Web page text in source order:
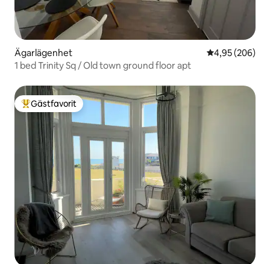
Ägarlägenhet 4,95 av 5 i
4,95 (206)
1 bed Trinity Sq / Old town ground floor apt
Populär gästfavorit
Gästfavorit